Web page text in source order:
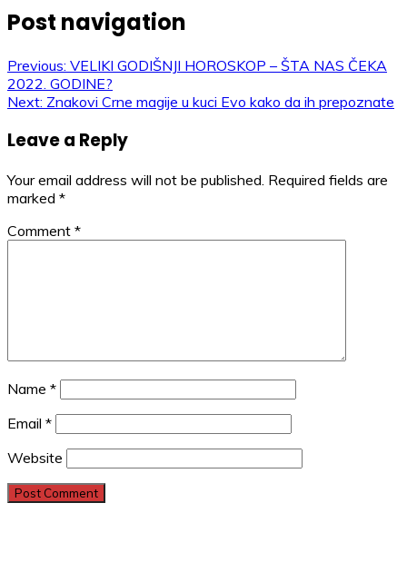
Post navigation
Previous: VELIKI GODIŠNJI HOROSKOP – ŠTA NAS ČEKA
2022. GODINE?
Next: Znakovi Crne magije u kuci Evo kako da ih prepoznate
Leave a Reply
Your email address will not be published. Required fields are
marked *
Comment *
Name *
Email *
Website